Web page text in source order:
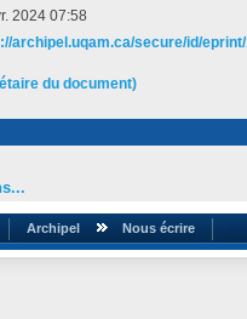
2024 07:58
archipel.uqam.ca/secure/id/
du document)
Archipel Nous écrire